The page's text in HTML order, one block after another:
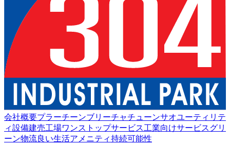
会社概要プラーチーンブリーチャチューンサオユーティリテ
ィ設備建売工場ワンストップサービス工業向けサービスグリ
ーン物流良い生活アメニティ持続可能性